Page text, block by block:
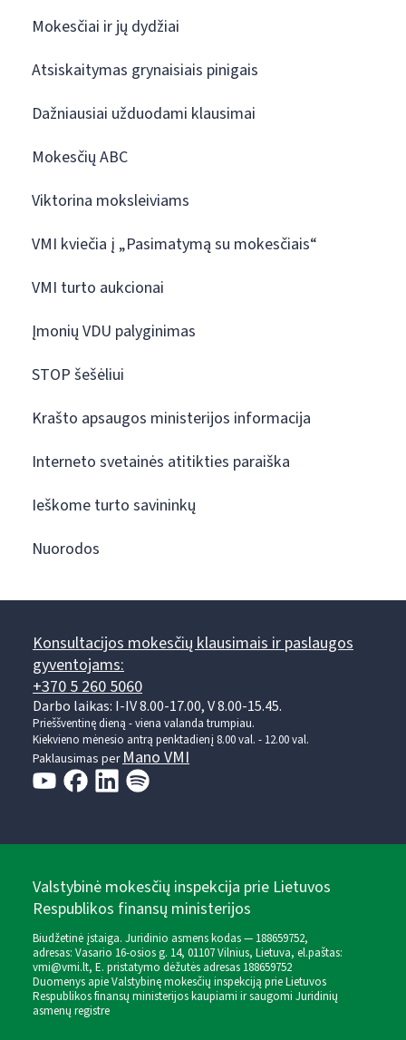
Mokesčiai ir jų dydžiai
Atsiskaitymas grynaisiais pinigais
Dažniausiai užduodami klausimai
Mokesčių ABC
Viktorina moksleiviams
VMI kviečia į „Pasimatymą su mokesčiais“
VMI turto aukcionai
Įmonių VDU palyginimas
STOP šešėliui
Krašto apsaugos ministerijos informacija
Interneto svetainės atitikties paraiška
Ieškome turto savininkų
Nuorodos
Konsultacijos mokesčių klausimais ir paslaugos
gyventojams:
+370 5 260 5060
Darbo laikas: I-IV 8.00-17.00, V 8.00-15.45.
Prieššventinę dieną - viena valanda trumpiau.
Kiekvieno mėnesio antrą penktadienį 8.00 val. - 12.00 val.
Paklausimas per Mano VMI
Valstybinė mokesčių inspekcija prie Lietuvos
Respublikos finansų ministerijos
Biudžetinė įstaiga. Juridinio asmens kodas — 188659752,
adresas: Vasario 16-osios g. 14, 01107 Vilnius, Lietuva, el.paštas:
vmi@vmi.lt, E. pristatymo dėžutės adresas 188659752
Duomenys apie Valstybinę mokesčių inspekciją prie Lietuvos
Respublikos finansų ministerijos kaupiami ir saugomi Juridinių
asmenų registre